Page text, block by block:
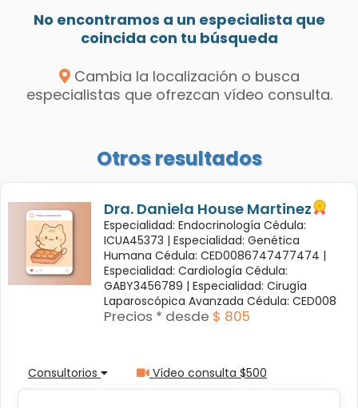
No encontramos a un especialista que
coincida con tu búsqueda
Cambia la localización o busca
especialistas que ofrezcan vídeo consulta.
Otros resultados
Dra. Daniela House Martinez
Especialidad: Endocrinología Cédula:
ICUA45373 | Especialidad: Genética
Humana Cédula: CED0086747477474 |
Especialidad: Cardiología Cédula:
GABY3456789 | Especialidad: Cirugía
Laparoscópica Avanzada Cédula: CED008
Precios * desde $ 805
Consultorios Vídeo consulta $500